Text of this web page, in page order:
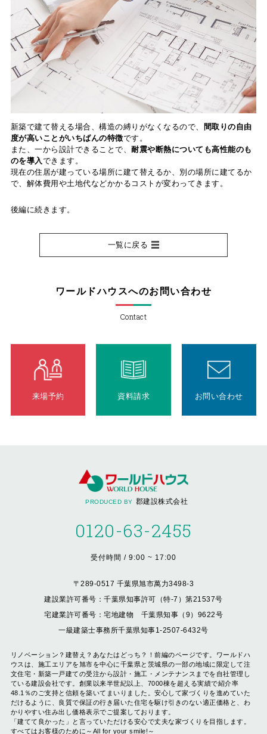
新築で建て替える場合、構造の縛りがなくなるので、
間取りの自由
度が高いことがいちばんの特徴です。
また、一から設計できることで、耐震や断熱についても高性能のも
のを導入 できます。
現在の住居が建っている場所に建て替えるか、別の場所に建てるか
で、解体費用や土地代などかかるコストが変わってきます。
後編に続きます。
一覧に戻る
ワールドハウスへのお問い合わせ
Contact
来場予約 資料請求 お問い合わせ
PRODUCED BY 郡建設株式会社
0120-63-2455
受付時間 / 9:00 ~ 17:00
〒289-0517 千葉県旭市萬力3498-3
建設業許可番号：千葉県知事許可（特-7）第21537号
宅建業許可番号：宅地建物 千葉県知事（9）9622号
一級建築士事務所千葉県知事1-2507-6432号
リノベーション？建替え？あなたはどっち？！前編のページです。ワールドハ
ウスは、施工エリアを旭市を中心に千葉県と茨城県の一部の地域に限定して注
文住宅・新築一戸建ての受注から設計・施工・メンテナンスまでを自社管理し
ている建設会社です。創業以来半世紀以上、7000棟を超える実績で紹介率
48.1％のご支持と信頼を築いてまいりました。安心して家づくりを進めていた
だけるように、良質で保証の行き届いた住宅を駆け引きのない適正価格と、わ
かりやすい住み出し価格表示でご提案しております。
「建てて良かった」と言っていただける安心で丈夫な家づくりを目指します。
すべてはお客様のために～All for your smile!～